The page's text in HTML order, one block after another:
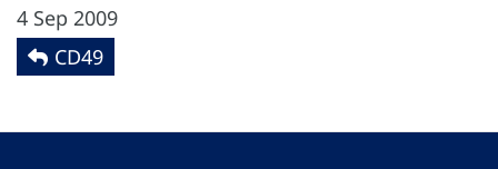
4 Sep 2009
CD49